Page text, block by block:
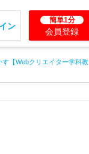
ン
簡単1分
会員登録
【Webクリエイター学科教